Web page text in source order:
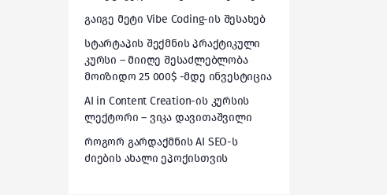
გაიგე მეტი Vibe Coding-ის შესახებ
სტარტაპის შექმნის პრაქტიკული
კურსი – მიიღე შესაძლებლობა
მოიზიდო 25 000$ -მდე ინვესტიცია
AI in Content Creation-ის კურსის
ლექტორი – ვიკა დავითაშვილი
როგორ გარდაქმნის AI SEO-ს
ძიების ახალი ეპოქისთვის